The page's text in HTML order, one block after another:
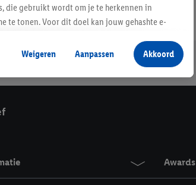
Awards
die gebruikt wordt om je te herkennen in
te tonen. Voor dit doel kan jouw gehashte e-
worden weergegeven voor producten waarin je
van een online winkel te plaatsen
diensten, met behulp van jouw gehashte e-
Criteo S.A. beschikt, aan jou kunnen worden
over de gegevensverwerking.
noodzakelijke cookies en vergelijkbare
Weigeren Aanpassen Akkoord